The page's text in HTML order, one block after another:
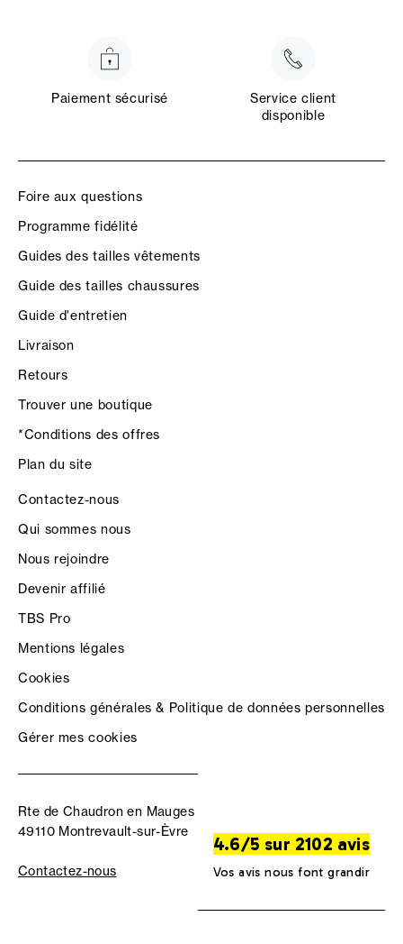
Paiement sécurisé
Service client
disponible
Foire aux questions
Programme fidélité
Guides des tailles vêtements
Guide des tailles chaussures
Guide d'entretien
Livraison
Retours
Trouver une boutique
*Conditions des offres
Plan du site
Contactez-nous
Qui sommes nous
Nous rejoindre
Devenir affilié
TBS Pro
Mentions légales
Cookies
Conditions générales & Politique de données personnelles
Gérer mes cookies
Rte de Chaudron en Mauges
49110 Montrevault-sur-Èvre
Contactez-nous
4.6/5 sur 2102 avis
Vos avis nous font grandir